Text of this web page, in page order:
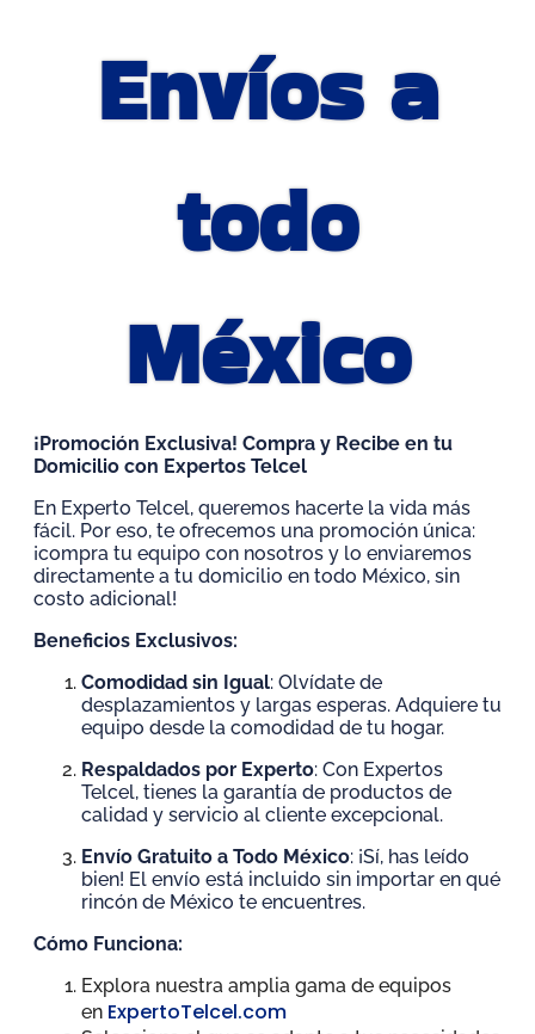
Envíos a
todo
México
¡Promoción Exclusiva! Compra y Recibe en tu
Domicilio con Expertos Telcel
En Experto Telcel, queremos hacerte la vida más
fácil. Por eso, te ofrecemos una promoción única:
¡compra tu equipo con nosotros y lo enviaremos
directamente a tu domicilio en todo México, sin
costo adicional!
Beneficios Exclusivos:
Comodidad sin Igual: Olvídate de
desplazamientos y largas esperas. Adquiere tu
equipo desde la comodidad de tu hogar.
Respaldados por Experto: Con Expertos
Telcel, tienes la garantía de productos de
calidad y servicio al cliente excepcional.
Envío Gratuito a Todo México: ¡Sí, has leído
bien! El envío está incluido sin importar en qué
rincón de México te encuentres.
Cómo Funciona:
Explora nuestra amplia gama de equipos
en ExpertoTelcel.com